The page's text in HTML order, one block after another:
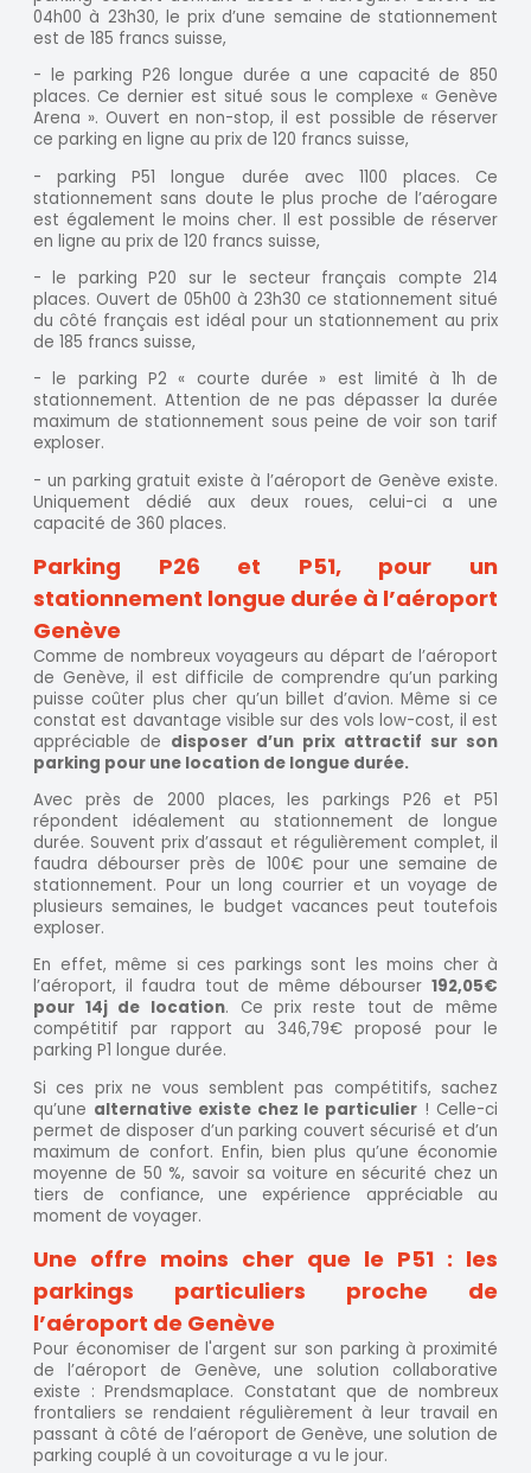
04h00 à 23h30, le prix d’une semaine de stationnement
est de 185 francs suisse,
- le parking P26 longue durée a une capacité de 850
places. Ce dernier est situé sous le complexe « Genève
Arena ». Ouvert en non-stop, il est possible de réserver
ce parking en ligne au prix de 120 francs suisse,
- parking P51 longue durée avec 1100 places. Ce
stationnement sans doute le plus proche de l’aérogare
est également le moins cher. Il est possible de réserver
en ligne au prix de 120 francs suisse,
- le parking P20 sur le secteur français compte 214
places. Ouvert de 05h00 à 23h30 ce stationnement situé
du côté français est idéal pour un stationnement au prix
de 185 francs suisse,
- le parking P2 « courte durée » est limité à 1h de
stationnement. Attention de ne pas dépasser la durée
maximum de stationnement sous peine de voir son tarif
exploser.
- un parking gratuit existe à l’aéroport de Genève existe.
Uniquement dédié aux deux roues, celui-ci a une
capacité de 360 places.
Parking P26 et P51, pour un
stationnement longue durée à l’aéroport
Genève
Comme de nombreux voyageurs au départ de l’aéroport
de Genève, il est difficile de comprendre qu’un parking
puisse coûter plus cher qu’un billet d’avion. Même si ce
constat est davantage visible sur des vols low-cost, il est
appréciable de disposer d’un prix attractif sur son
parking pour une location de longue durée.
Avec près de 2000 places, les parkings P26 et P51
répondent idéalement au stationnement de longue
durée. Souvent prix d’assaut et régulièrement complet, il
faudra débourser près de 100€ pour une semaine de
stationnement. Pour un long courrier et un voyage de
plusieurs semaines, le budget vacances peut toutefois
exploser.
En effet, même si ces parkings sont les moins cher à
l’aéroport, il faudra tout de même débourser 192,05€
pour 14j de location. Ce prix reste tout de même
compétitif par rapport au 346,79€ proposé pour le
parking P1 longue durée.
Si ces prix ne vous semblent pas compétitifs, sachez
qu’une alternative existe chez le particulier ! Celle-ci
permet de disposer d’un parking couvert sécurisé et d’un
maximum de confort. Enfin, bien plus qu’une économie
moyenne de 50 %, savoir sa voiture en sécurité chez un
tiers de confiance, une expérience appréciable au
moment de voyager.
Une offre moins cher que le P51 : les
parkings particuliers proche de
l’aéroport de Genève
Pour économiser de l'argent sur son parking à proximité
de l’aéroport de Genève, une solution collaborative
existe : Prendsmaplace. Constatant que de nombreux
frontaliers se rendaient régulièrement à leur travail en
passant à côté de l’aéroport de Genève, une solution de
parking couplé à un covoiturage a vu le jour.